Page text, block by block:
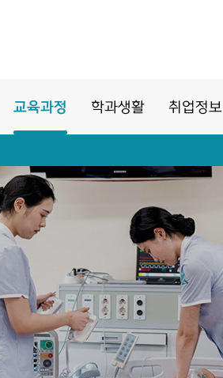
교육과정 학과생활 취업정보